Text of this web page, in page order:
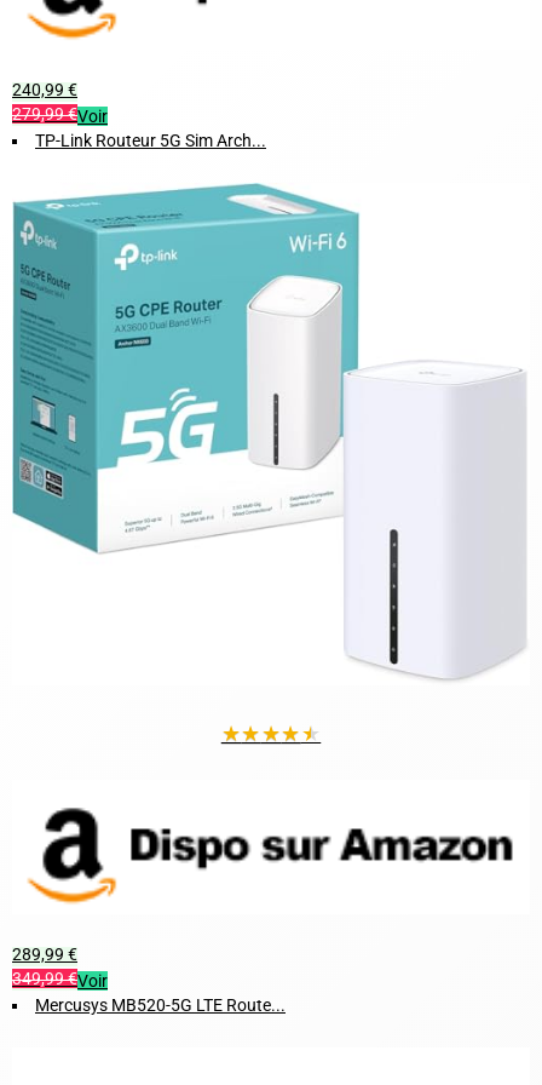
240,99 €
279,99 €Voir
TP-Link Routeur 5G Sim Arch...
★★★★★
289,99 €
349,99 €Voir
Mercusys MB520-5G LTE Route...